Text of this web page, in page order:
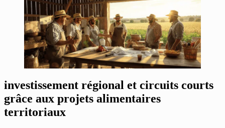
investissement régional et circuits courts
grâce aux projets alimentaires
territoriaux